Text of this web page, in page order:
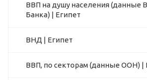
ВВП на душу населения (данные
Банка) | Египет
ВНД | Египет
ВВП, по секторам (данные ООН) |